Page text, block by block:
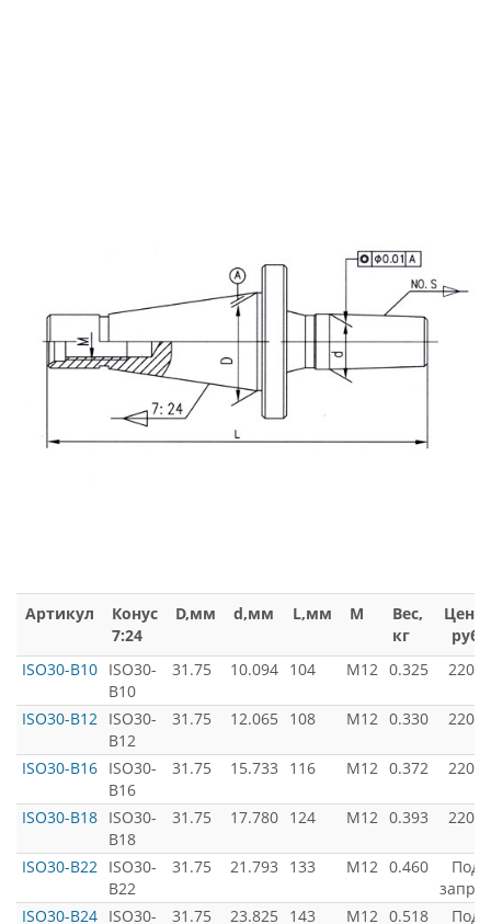
Артикул
Конус
7:24
D,мм d,мм L,мм M
Вес,
кг
Цена,
руб
ISO30-B10 ISO30-
B10
31.75 10.094 104 M12 0.325 2200
ISO30-B12
ISO30-
B12
31.75 12.065 108 M12 0.330 2200
ISO30-B16 ISO30-
B16
31.75 15.733 116 M12 0.372 2200
ISO30-B18 ISO30-
B18
31.75 17.780 124 M12 0.393 2200
ISO30-B22
ISO30-
B22
31.75 21.793 133 M12 0.460
Под
запрос
ISO30-B24 ISO30-
31.75 23.825 143 M12 0.518
Под